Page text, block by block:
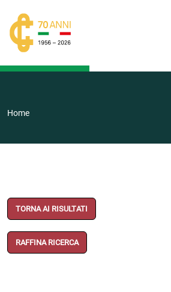
Home
TORNA AI RISULTATI
RAFFINA RICERCA